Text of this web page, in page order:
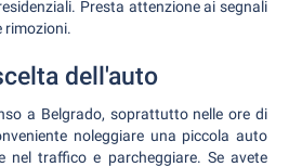
Presta attenzione ai segnali
rimozioni.
dell'auto
a Belgrado, soprattutto nelle ore di
noleggiare una piccola auto
nel traffico e parcheggiare. Se avete